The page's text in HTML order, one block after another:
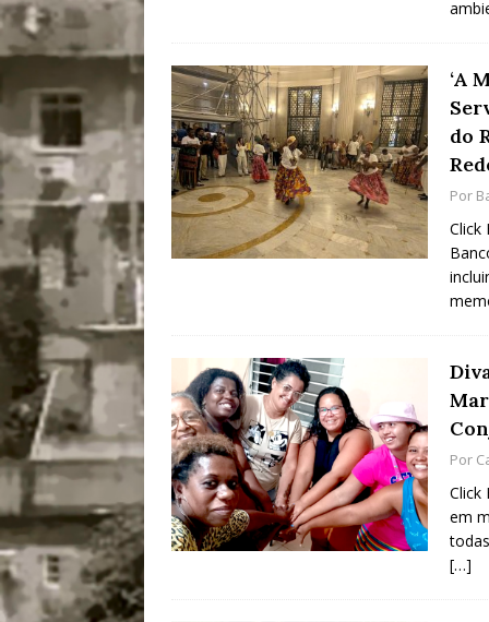
‘A
do
Por
Click
Por
Click
em
[…]